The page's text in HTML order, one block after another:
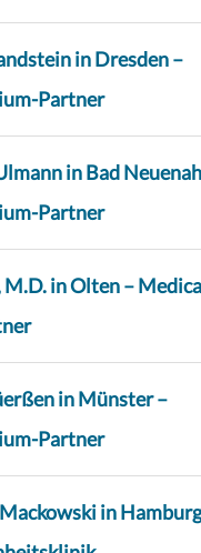
in Dresden –
Partner
in Bad
Partner
in Olten –
in Münster –
Partner
in